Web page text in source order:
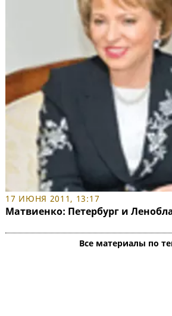
17 ИЮНЯ 2011, 13:17
Матвиенко: Петербург и
Все материалы по